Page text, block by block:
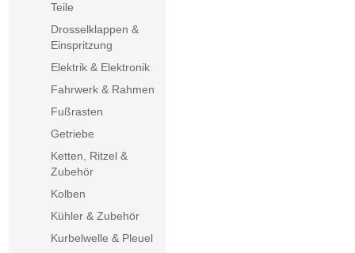
Teile
Drosselklappen &
Einspritzung
Elektrik & Elektronik
Fahrwerk & Rahmen
Fußrasten
Getriebe
Ketten, Ritzel &
Zubehör
Kolben
Kühler & Zubehör
Kurbelwelle & Pleuel